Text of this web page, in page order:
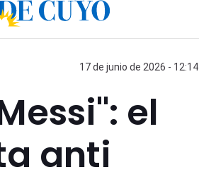
17 de junio de 2026 - 12:14
el
anti